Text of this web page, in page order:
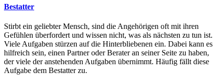
Bestatter
Stirbt ein geliebter Mensch, sind die Angehörigen oft mit ihren
Gefühlen überfordert und wissen nicht, was als nächsten zu tun ist.
Viele Aufgaben stürzen auf die Hinterbliebenen ein. Dabei kann es
hilfreich sein, einen Partner oder Berater an seiner Seite zu haben,
der viele der anstehenden Aufgaben übernimmt. Häufig fällt diese
Aufgabe dem Bestatter zu.